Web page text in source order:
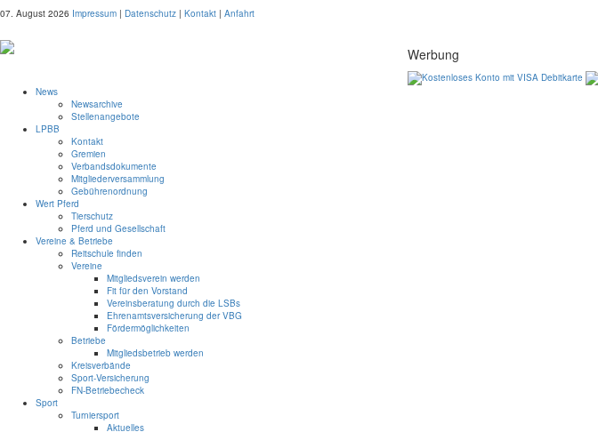
07. August 2026 Impressum | Datenschutz | Kontakt | Anfahrt
Werbung
News
Newsarchive
Stellenangebote
LPBB
Kontakt
Gremien
Verbandsdokumente
Mitgliederversammlung
Gebührenordnung
Wert Pferd
Tierschutz
Pferd und Gesellschaft
Vereine & Betriebe
Reitschule finden
Vereine
Mitgliedsverein werden
Fit für den Vorstand
Vereinsberatung durch die LSBs
Ehrenamtsversicherung der VBG
Fördermöglichkeiten
Betriebe
Mitgliedsbetrieb werden
Kreisverbände
Sport-Versicherung
FN-Betriebecheck
Sport
Turniersport
Aktuelles